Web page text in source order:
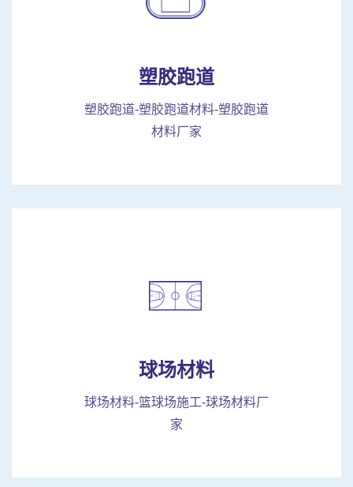
塑胶跑道
塑胶跑道-塑胶跑道材料-塑胶跑道
材料厂家
球场材料
球场材料-篮球场施工-球场材料厂
家